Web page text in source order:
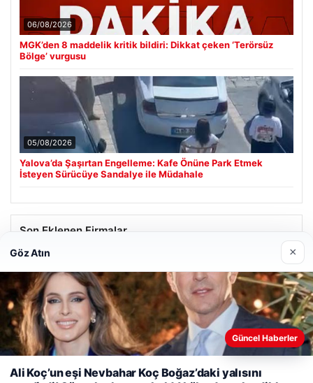
06/08/2026
MGK’den 8 maddelik kritik bildiri: Dikkat çeken ‘Terörsüz
Bölge’ vurgusu
05/08/2026
Yalova’da Şaşırtan Engelleme: Kafe Önüne Park Etmek
İsteyen Sürücüye Sandalye ile Müdahale
Son Eklenen Firmalar
Web sitemizi nasıl kullandığınızı daha iyi anlayabilmek,
deneyiminizi kişiselleştirmek ve geliştirmek amacıyla çerezler
kullanıyoruz.Çerez Politikamız
Göz Atın ×
Güncel Haberler
Ali Koç’un eşi Nevbahar Koç Boğaz’daki yalısını